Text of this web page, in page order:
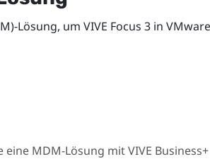
Lösung, um VIVE Focus 3in VMware
eine MDM-Lösung mitVIVE Business+